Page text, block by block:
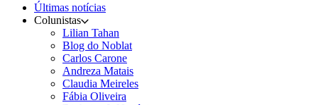
Últimas notícias
Colunistas
Lilian Tahan
Blog do Noblat
Carlos Carone
Andreza Matais
Claudia Meireles
Fábia Oliveira